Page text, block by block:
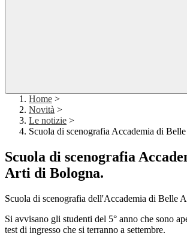
Home >
Novità >
Le notizie >
Scuola di scenografia Accademia di
Scuola di scenografia
Arti di Bologna.
Scuola di scenografia dell'Accademia di Belle
Si avvisano gli studenti del 5° anno che sono
test di ingresso che si terranno a settembre.